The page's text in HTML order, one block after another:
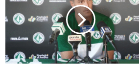
feeling
ritrovare